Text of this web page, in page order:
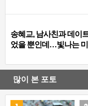
송혜교, 남사친과 데이
었을 뿐인데…빛나는
많이 본 포토